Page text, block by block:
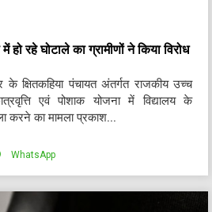
हो रहे घोटाले का ग्रामीणों ने किया विरोध
के क्षितकहिया पंचायत अंतर्गत राजकीय उच्च
एवं पोशाक योजना में विद्यालय के
करने का मामला प्रकाश...
WhatsApp